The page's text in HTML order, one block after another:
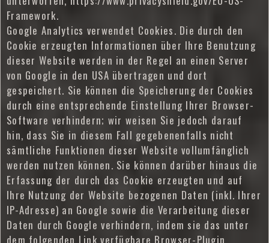
Framework.
Google Analytics verwendet Cookies. Die durch den
Cookie erzeugten Informationen über Ihre Benutzung
dieser Website werden in der Regel an einen Server
von Google in den USA übertragen und dort
gespeichert. Sie können die Speicherung der Cookies
durch eine entsprechende Einstellung Ihrer Browser-
Software verhindern; wir weisen Sie jedoch darauf
hin, dass Sie in diesem Fall gegebenenfalls nicht
sämtliche Funktionen dieser Website vollumfänglich
werden nutzen können. Sie können darüber hinaus die
Erfassung der durch das Cookie erzeugten und auf
Ihre Nutzung der Website bezogenen Daten (inkl. Ihrer
IP-Adresse) an Google sowie die Verarbeitung dieser
Daten durch Google verhindern, indem sie das unter
dem folgenden Link verfügbare Browser-Plugin